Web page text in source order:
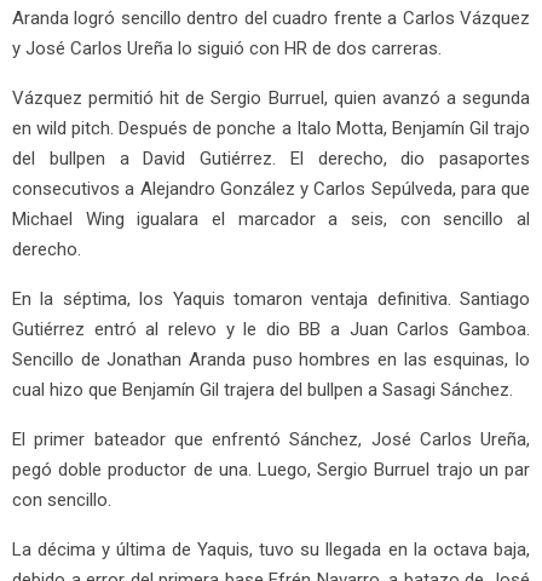
Aranda logró sencillo dentro del cuadro frente a Carlos Vázquez
y José Carlos Ureña lo siguió con HR de dos carreras.
Vázquez permitió hit de Sergio Burruel, quien avanzó a segunda
en wild pitch. Después de ponche a Italo Motta, Benjamín Gil trajo
del bullpen a David Gutiérrez. El derecho, dio pasaportes
consecutivos a Alejandro González y Carlos Sepúlveda, para que
Michael Wing igualara el marcador a seis, con sencillo al
derecho.
En la séptima, los Yaquis tomaron ventaja definitiva. Santiago
Gutiérrez entró al relevo y le dio BB a Juan Carlos Gamboa.
Sencillo de Jonathan Aranda puso hombres en las esquinas, lo
cual hizo que Benjamín Gil trajera del bullpen a Sasagi Sánchez.
El primer bateador que enfrentó Sánchez, José Carlos Ureña,
pegó doble productor de una. Luego, Sergio Burruel trajo un par
con sencillo.
La décima y última de Yaquis, tuvo su llegada en la octava baja,